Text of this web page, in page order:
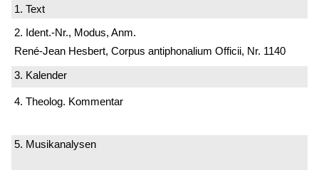
1. Text
2. Ident.-Nr., Modus, Anm.
René-Jean Hesbert, Corpus antiphonalium Officii, Nr. 1140
3. Kalender
4. Theolog. Kommentar
5. Musikanalysen